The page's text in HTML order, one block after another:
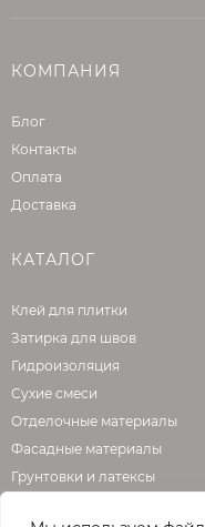
КОМПАНИЯ
Блог
Контакты
Оплата
Доставка
КАТАЛОГ
Клей для плитки
Затирка для швов
Гидроизоляция
Сухие смеси
Отделочные материалы
Фасадные материалы
Грунтовки и латексы